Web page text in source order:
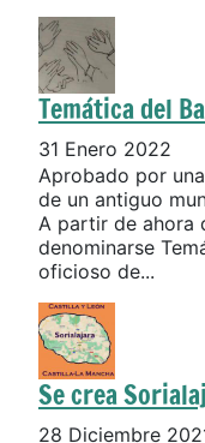
Temática del
31 Enero 2022
Aprobado por
de un antiguo
A partir de ahora
denominarse
oficioso de...
Se crea
28 Diciembre